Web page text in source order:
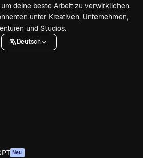
deine beste Arbeit zu verwirklichen.
unter Kreativen, Unternehmen,
und Studios.
Deutsch
Neu